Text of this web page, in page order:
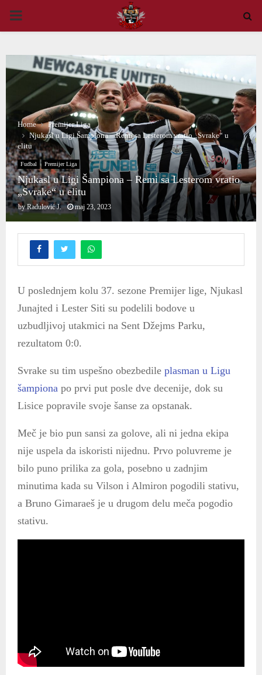
PRIMARY
Home
Premijer Liga
Njukasl u Ligi Šampiona – Remi sa Lesterom vratio „Svrake“ u
elitu
Fudbal Premijer Liga
Njukasl u Ligi Šampiona – Remi sa Lesterom vratio
„Svrake“ u elitu
byRadulović J. maj 23, 2023
U poslednjem kolu 37. sezone Premijer lige, Njukasl
Junajted i Lester Siti su podelili bodove u
uzbudljivoj utakmici na Sent Džejms Parku,
rezultatom 0:0.
Svrake su tim uspešno obezbedile plasman u Ligu
šampiona po prvi put posle dve decenije, dok su
Lisice popravile svoje šanse za opstanak.
Meč je bio pun sansi za golove, ali ni jedna ekipa
nije uspela da iskoristi nijednu. Prvo poluvreme je
bilo puno prilika za gola, posebno u zadnjim
minutima kada su Vilson i Almiron pogodili stativu,
a Bruno Gimaraeš je u drugom delu meča pogodio
stativu.